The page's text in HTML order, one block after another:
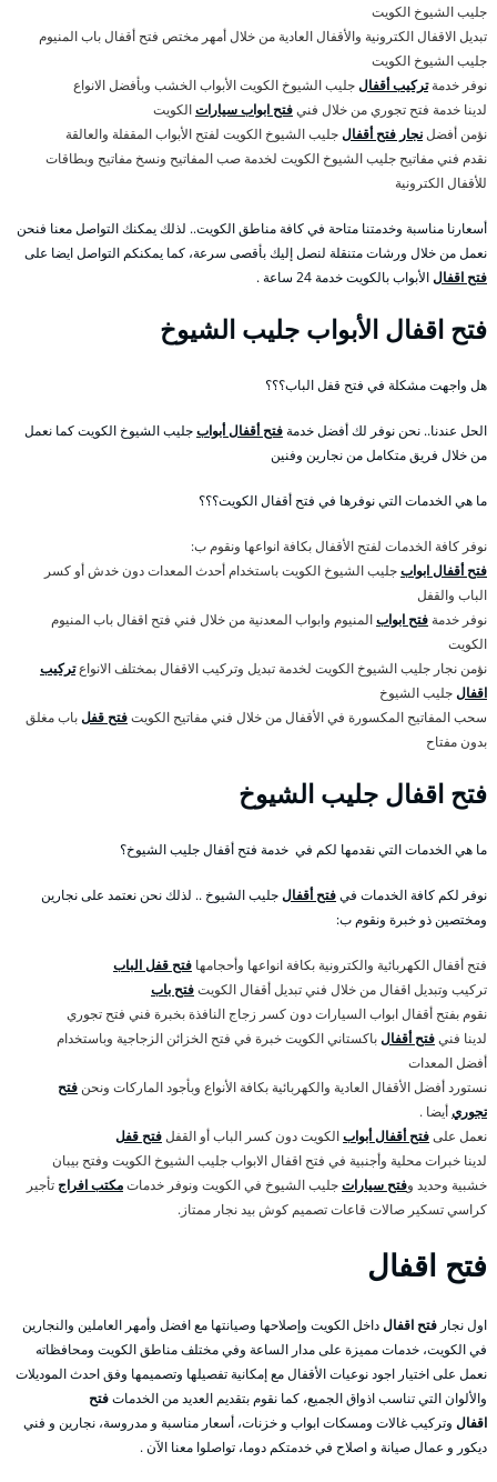
جليب الشيوخ الكويت
تبديل الاقفال الكترونية والأقفال العادية من خلال أمهر مختص فتح أقفال باب المنيوم
جليب الشيوخ الكويت
نوفر خدمةتركيب أقفالجليب الشيوخ الكويت الأبواب الخشب وبأفضل الانواع
لدينا خدمة فتح تجوري من خلال فنيفتح ابواب سياراتالكويت
نؤمن أفضلنجار فتح أقفالجليب الشيوخ الكويت لفتح الأبواب المقفلة والعالقة
نقدم فني مفاتيح جليب الشيوخ الكويت لخدمة صب المفاتيح ونسخ مفاتيح وبطاقات
للأقفال الكترونية
أسعارنا مناسبة وخدمتنا متاحة في كافة مناطق الكويت.. لذلك يمكنك التواصل معنا فنحن
نعمل من خلال ورشات متنقلة لنصل إليك بأقصى سرعة، كما يمكنكم التواصل ايضا على
فتح اقفالالأبواب بالكويت خدمة 24 ساعة .
فتح اقفال الأبواب جليب الشيوخ
هل واجهت مشكلة في فتح قفل الباب؟؟؟
الحل عندنا.. نحن نوفر لك أفضل خدمةفتح أقفال أبوابجليب الشيوخ الكويت كما نعمل
من خلال فريق متكامل من نجارين وفنين
ما هي الخدمات التي نوفرها في فتح أقفال الكويت؟؟؟
نوفر كافة الخدمات لفتح الأقفال بكافة انواعها ونقوم ب:
فتح أقفال ابوابجليب الشيوخ الكويت باستخدام أحدث المعدات دون خدش أو كسر
الباب والقفل
نوفر خدمة فتح ابوابالمنيوم وابواب المعدنية من خلال فني فتح اقفال باب المنيوم
الكويت
نؤمن نجار جليب الشيوخ الكويت لخدمة تبديل وتركيب الاقفال بمختلف الانواعتركيب
اقفالجليب الشيوخ
سحب المفاتيح المكسورة في الأقفال من خلال فني مفاتيح الكويتفتح قفلباب مغلق
بدون مفتاح
فتح اقفال جليب الشيوخ
ما هي الخدمات التي نقدمها لكم في خدمة فتح أقفال جليب الشيوخ؟
نوفر لكم كافة الخدمات فيفتح أقفالجليب الشيوخ .. لذلك نحن نعتمد على نجارين
ومختصين ذو خبرة ونقوم ب:
فتح أقفال الكهربائية والكترونية بكافة انواعها وأحجامها فتح قفل الباب
تركيب وتبديل اقفال من خلال فني تبديل أقفال الكويتفتح باب
نقوم بفتح أقفال ابواب السيارات دون كسر زجاج النافذة بخبرة فني فتح تجوري
لدينا فنيفتح أقفالباكستاني الكويت خبرة في فتح الخزائن الزجاجية وباستخدام
أفضل المعدات
نستورد أفضل الأقفال العادية والكهربائية بكافة الأنواع وبأجود الماركات ونحن فتح
تجوريأيضا .
نعمل علىفتح أقفال أبوابالكويت دون كسر الباب أو القفلفتح قفل
لدينا خبرات محلية وأجنبية في فتح اقفال الابواب جليب الشيوخ الكويت وفتح بيبان
خشبية وحديد وفتح سياراتجليب الشيوخ في الكويت ونوفر خدماتمكتب افراج تأجير
كراسي تسكير صالات قاعات تصميم كوش بيد نجار ممتاز.
فتح اقفال
اول نجار فتح اقفالداخل الكويت وإصلاحها وصيانتها مع افضل وأمهر العاملين والنجارين
في الكويت، خدمات مميزة على مدار الساعة وفي مختلف مناطق الكويت ومحافظاته
نعمل على اختيار اجود نوعيات الأقفال مع إمكانية تفصيلها وتصميمها وفق احدث الموديلات
والألوان التي تناسب اذواق الجميع، كما نقوم بتقديم العديد من الخدماتفتح
اقفال وتركيب غالات ومسكات ابواب و خزنات، أسعار مناسبة و مدروسة، نجارين و فني
ديكور و عمال صيانة و اصلاح في خدمتكم دوما، تواصلوا معنا الآن .